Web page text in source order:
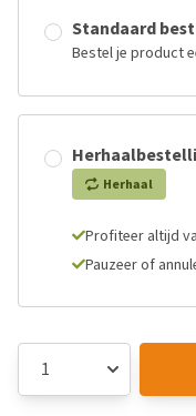
Standaard
Bestel je product
Herhaal
Profiteer altijd
Pauzeer of